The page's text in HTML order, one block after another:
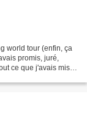
world tour (enfin, ça
promis, juré,
ce que j'avais mis